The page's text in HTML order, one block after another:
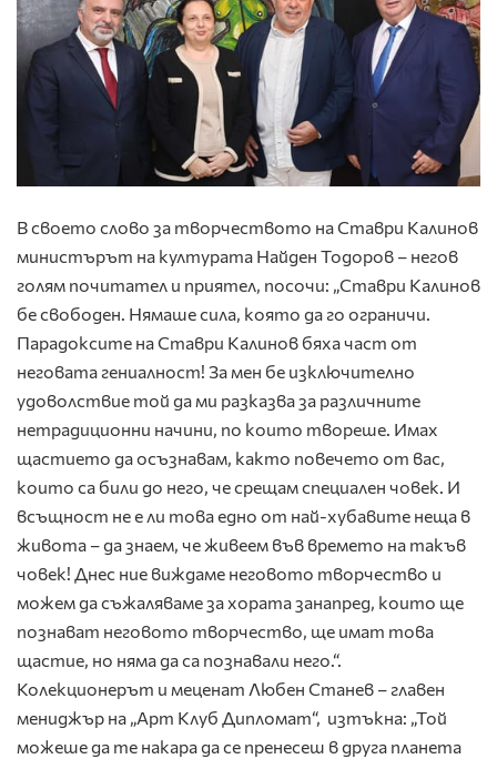
В своето слово за творчеството на Ставри Калинов
министърът на културата Найден Тодоров – негов
голям почитател и приятел, посочи: „Ставри Калинов
бе свободен. Нямаше сила, която да го ограничи.
Парадоксите на Ставри Калинов бяха част от
неговата гениалност! За мен бе изключително
удоволствие той да ми разказва за различните
нетрадиционни начини, по които твореше. Имах
щастието да осъзнавам, както повечето от вас,
които са били до него, че срещам специален човек. И
всъщност не е ли това едно от най-хубавите неща в
живота – да знаем, че живеем във времето на такъв
човек! Днес ние виждаме неговото творчество и
можем да съжаляваме за хората занапред, които ще
познават неговото творчество, ще имат това
щастие, но няма да са познавали него.“.
Колекционерът и меценат Любен Станев – главен
мениджър на „Арт Клуб Дипломат“, изтъкна: „Той
можеше да те накара да се пренесеш в друга планета